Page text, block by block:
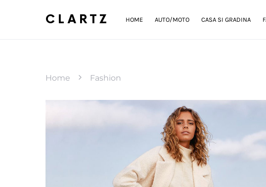
CLARTZ HOME AUTO/MOTO CASA SI GRADINA
Home Fashion